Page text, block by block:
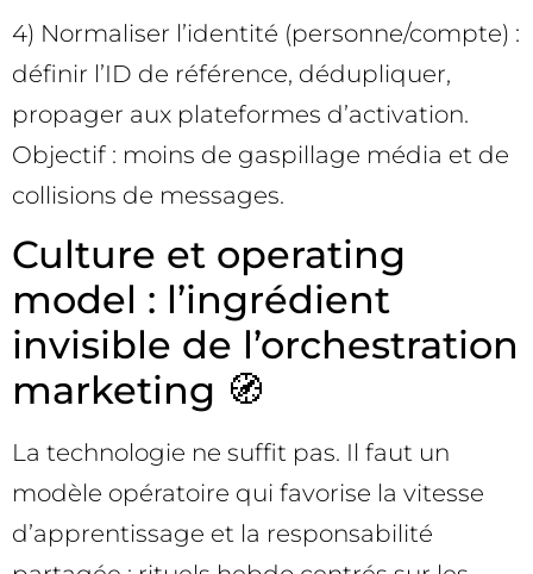
4) Normaliser l’identité (personne/compte) :
définir l’ID de référence, dédupliquer,
propager aux plateformes d’activation.
Objectif : moins de gaspillage média et de
collisions de messages.
Culture et operating
model : l’ingrédient
invisible de l’orchestration
marketing 🧭
La technologie ne suffit pas. Il faut un
modèle opératoire qui favorise la vitesse
d’apprentissage et la responsabilité